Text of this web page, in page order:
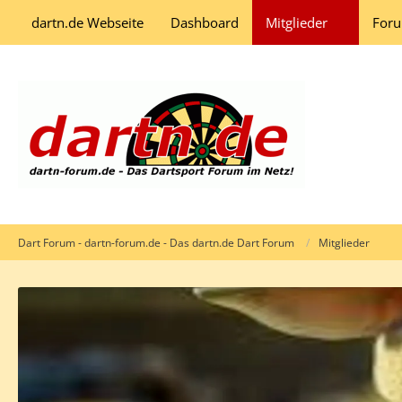
dartn.de Webseite Dashboard Mitglieder
Dart Forum - dartn-forum.de - Das dartn.de Dart Forum Mitglieder